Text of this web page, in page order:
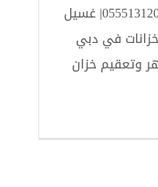
شركة تنظيف خزانات في دبي |0555131203| غسيل
في دبي
وتعقيم خزان